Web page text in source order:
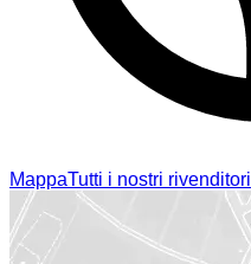
MappaTutti i nostri rivenditori